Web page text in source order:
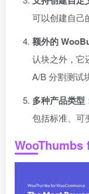
可以创建自己
额外的
认块之外，它
A/B 分割测试
多种产品类型
包括标准、可
WooThumbs